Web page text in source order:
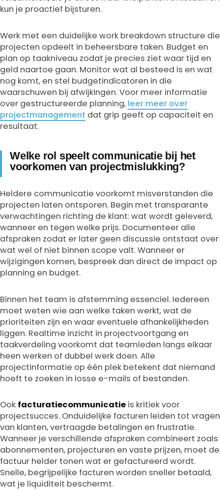
kun je proactief bijsturen.
Werk met een duidelijke work breakdown structure die
projecten opdeelt in beheersbare taken. Budget en
plan op taakniveau zodat je precies ziet waar tijd en
geld naartoe gaan. Monitor wat al besteed is en wat
nog komt, en stel budgetindicatoren in die
waarschuwen bij afwijkingen. Voor meer informatie
over gestructureerde planning, leer meer over
projectmanagement dat grip geeft op capaciteit en
resultaat.
Welke rol speelt communicatie bij het
voorkomen van projectmislukking?
Heldere communicatie voorkomt misverstanden die
projecten laten ontsporen. Begin met transparante
verwachtingen richting de klant: wat wordt geleverd,
wanneer en tegen welke prijs. Documenteer alle
afspraken zodat er later geen discussie ontstaat over
wat wel of niet binnen scope valt. Wanneer er
wijzigingen komen, bespreek dan direct de impact op
planning en budget.
Binnen het team is afstemming essenciel. Iedereen
moet weten wie aan welke taken werkt, wat de
prioriteiten zijn en waar eventuele afhankelijkheden
liggen. Realtime inzicht in projectvoortgang en
taakverdeling voorkomt dat teamleden langs elkaar
heen werken of dubbel werk doen. Alle
projectinformatie op één plek betekent dat niemand
hoeft te zoeken in losse e-mails of bestanden.
Ook facturatiecommunicatie is kritiek voor
projectsucces. Onduidelijke facturen leiden tot vragen
van klanten, vertraagde betalingen en frustratie.
Wanneer je verschillende afspraken combineert zoals
abonnementen, projecturen en vaste prijzen, moet de
factuur helder tonen wat er gefactureerd wordt.
Snelle, begrijpelijke facturen worden sneller betaald,
wat je liquiditeit beschermt.